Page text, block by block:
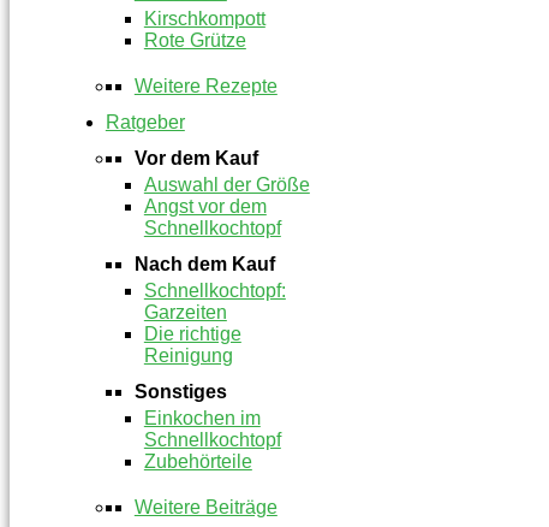
Kirschkompott
Rote Grütze
Weitere Rezepte
Ratgeber
Vor dem Kauf
Auswahl der Größe
Angst vor dem
Schnellkochtopf
Nach dem Kauf
Schnellkochtopf:
Garzeiten
Die richtige
Reinigung
Sonstiges
Einkochen im
Schnellkochtopf
Zubehörteile
Weitere Beiträge